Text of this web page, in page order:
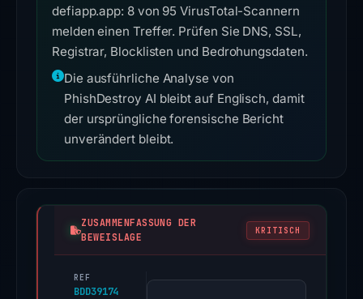
defiapp.app: 8 von 95 VirusTotal-Scannern
melden einen Treffer. Prüfen Sie DNS, SSL,
Registrar, Blocklisten und Bedrohungsdaten.
Die ausführliche Analyse von
PhishDestroy AI bleibt auf Englisch, damit
der ursprüngliche forensische Bericht
unverändert bleibt.
ZUSAMMENFASSUNG DER
BEWEISLAGE
KRITISCH
REF
BDD39174
PhishDestroy